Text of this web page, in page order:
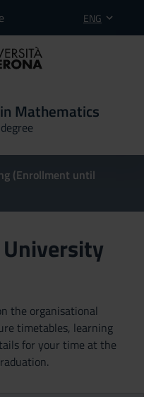
ENG
Mathematics
(Enrollment until
the organisational
timetables, learning
for your time at the